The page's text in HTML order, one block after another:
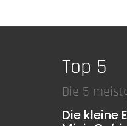
Top 5
Die 5
Die kleine